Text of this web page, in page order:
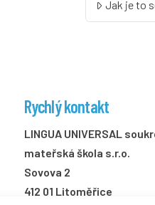
Jak je to
Rychlý kontakt
LINGUA UNIVERSAL
mateřská škola s.r.o.
Sovova 2
412 01 Litoměřice